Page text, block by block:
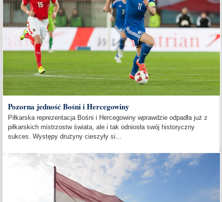
Pozorna jedność Bośni i Hercegowiny
Piłkarska reprezentacja Bośni i Hercegowiny wprawdzie odpadła już z
piłkarskich mistrzostw świata, ale i tak odniosła swój historyczny
sukces. Występy drużyny cieszyły si...